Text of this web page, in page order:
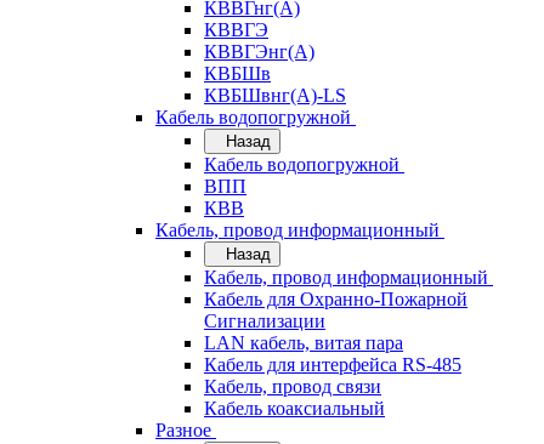
КВВГнг(А)
КВВГЭ
КВВГЭнг(А)
КВБШв
КВБШвнг(А)-LS
Кабель водопогружной
Назад
Кабель водопогружной
ВПП
КВВ
Кабель, провод информационный
Назад
Кабель, провод информационный
Кабель для Охранно-Пожарной
Сигнализации
LAN кабель, витая пара
Кабель для интерфейса RS-485
Кабель, провод связи
Кабель коаксиальный
Разное